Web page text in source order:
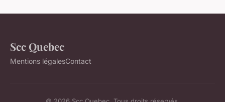
Scc Quebec
Mentions légalesContact